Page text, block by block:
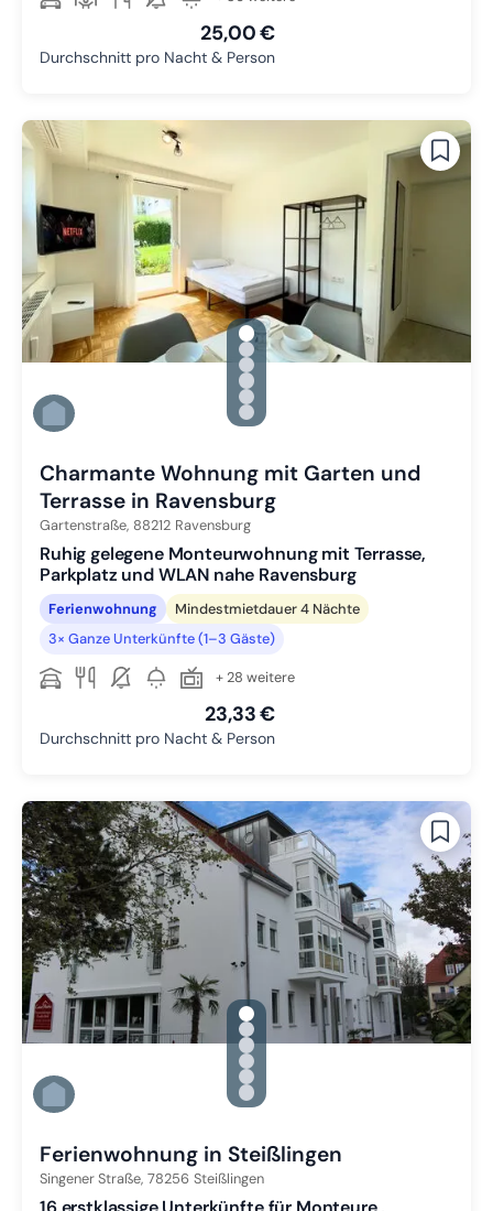
25,00 €
Durchschnitt pro Nacht & Person
gallery.slide_selector
Zu Slide 1 wechseln
Zu Slide 2 wechseln
Zu Slide 3 wechseln
Zu Slide 4 wechseln
Zu Slide 5 wechseln
Zu Slide 6 wechseln
Charmante Wohnung mit Garten und
Terrasse in Ravensburg
Gartenstraße, 88212 Ravensburg
Ruhig gelegene Monteurwohnung mit Terrasse,
Parkplatz und WLAN nahe Ravensburg
Ferienwohnung
Mindestmietdauer 4 Nächte
3× Ganze Unterkünfte (1–3 Gäste)
+ 28 weitere
23,33 €
Durchschnitt pro Nacht & Person
gallery.slide_selector
Zu Slide 1 wechseln
Zu Slide 2 wechseln
Zu Slide 3 wechseln
Zu Slide 4 wechseln
Zu Slide 5 wechseln
Zu Slide 6 wechseln
Ferienwohnung in Steißlingen
Singener Straße, 78256 Steißlingen